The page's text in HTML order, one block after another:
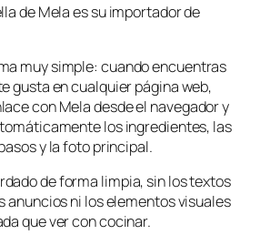
de Mela es su importador de
muy simple: cuando encuentras
gusta en cualquier página web,
con Mela desde el navegador y
los ingredientes, las
y la foto principal.
de forma limpia, sin los textos
anuncios ni los elementos visuales
que ver con cocinar.